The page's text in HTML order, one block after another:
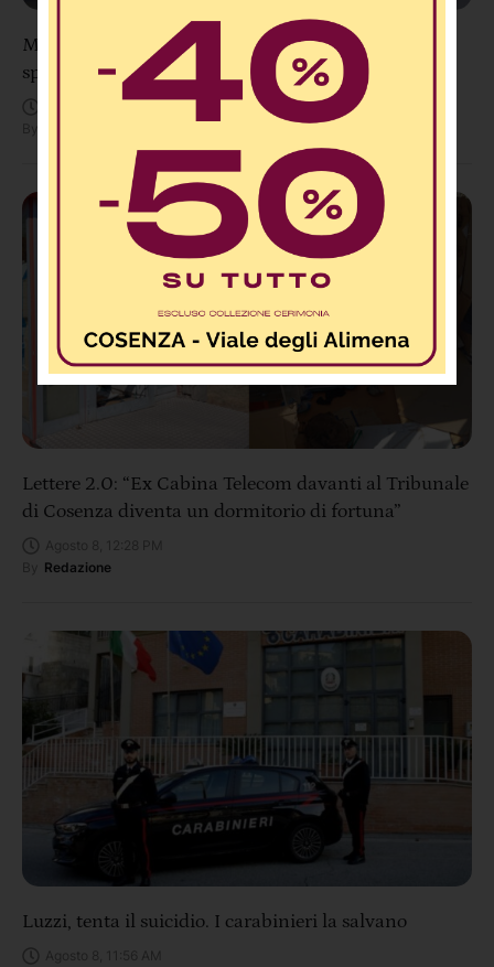
Montegiordano, incendio distrugge azienda
specializzata nella lavorazione dei tartufi
Lettere 2.0: “Ex Cabina Telecom davanti al Tribunale
di Cosenza diventa un dormitorio di fortuna”
Redazione
Luzzi, tenta il suicidio. I carabinieri la salvano